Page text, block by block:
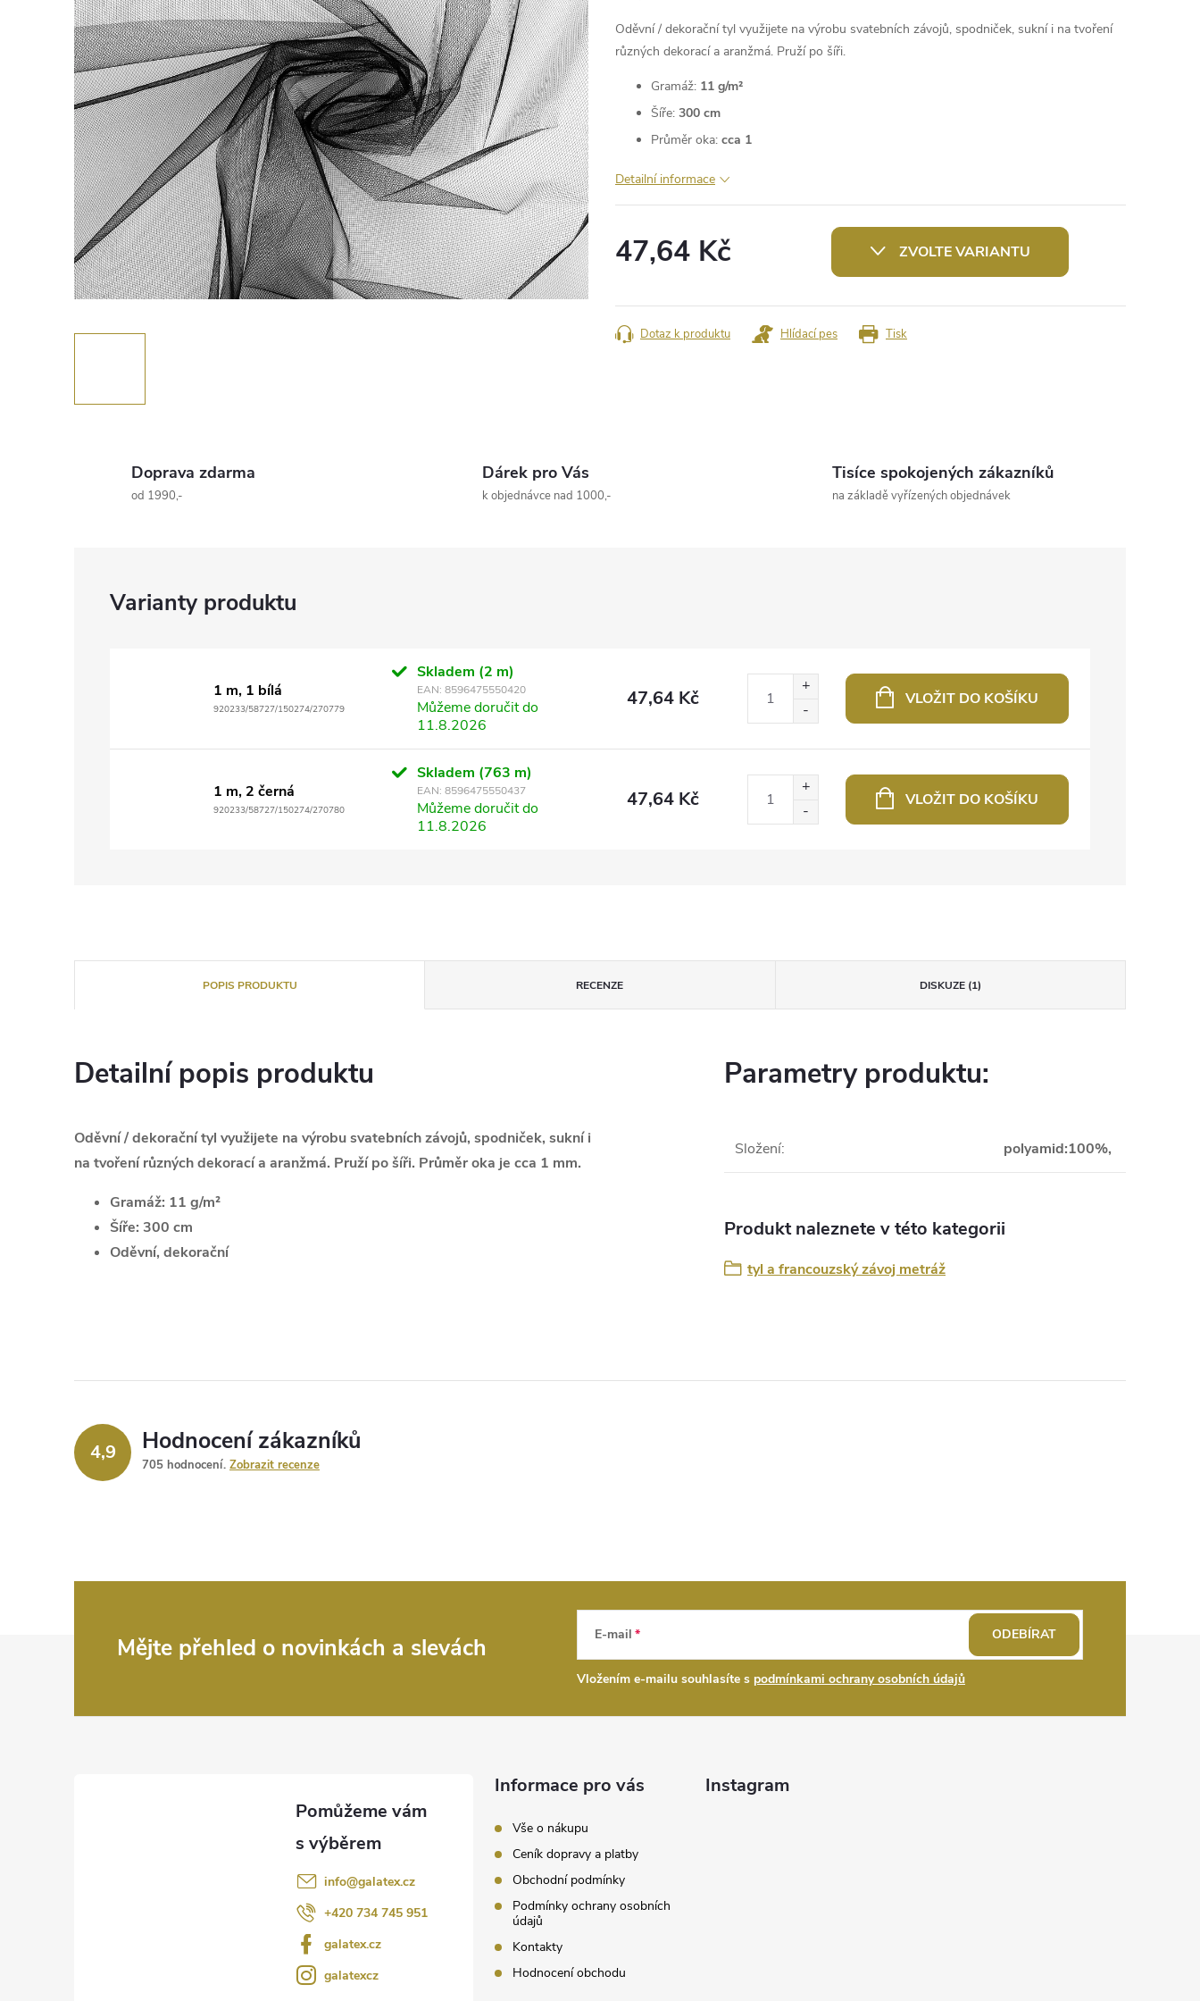
Oděvní / dekorační tyl využijete na výrobu svatebních závojů, spodniček, sukní i na tvoření
různých dekorací a aranžmá. Pruží po šíři.
Gramáž: 11 g/m²
Šíře: 300 cm
Průměr oka: cca 1
Detailní informace
47,64 Kč ZVOLTE VARIANTU
Tisk
Dotaz k produktu Hlídací pes
Doprava zdarma
od 1990,-
Dárek pro Vás
k objednávce nad 1000,-
Tisíce spokojených zákazníků
na základě vyřízených objednávek
1 m, 1 bílá
920233/58727/150274/270779
Skladem (2 m)
EAN: 8596475550420
Můžeme doručit do
11.8.2026
47,64 Kč VLOŽIT DO KOŠÍKU
1 m, 2 černá
920233/58727/150274/270780
Skladem (763 m)
EAN: 8596475550437
Můžeme doručit do
11.8.2026
47,64 Kč VLOŽIT DO KOŠÍKU
POPIS PRODUKTU RECENZE DISKUZE (1)
Detailní popis produktu
Oděvní / dekorační tyl využijete na výrobu svatebních závojů, spodniček, sukní i
na tvoření různých dekorací a aranžmá. Pruží po šíři. Průměr oka je cca 1 mm.
Gramáž: 11 g/m²
Šíře: 300 cm
Oděvní, dekorační
Parametry produktu:
Složení: polyamid:100%,
Produkt naleznete v této kategorii
tyl a francouzský závoj metráž
4,9 Hodnocení zákazníků
705 hodnocení Zobrazit recenze
Mějte přehled o novinkách a slevách E-mail
Vložením e-mailu souhlasíte s podmínkami ochrany osobních údajů
ODEBÍRAT
info@galatex.cz
+420 734 745 951
galatex.cz
galatexcz
Informace pro vás
Vše o nákupu
Ceník dopravy a platby
Obchodní podmínky
Podmínky ochrany osobních
údajů
Kontakty
Hodnocení obchodu
Instagram